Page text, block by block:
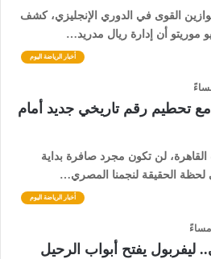
القوى في الدوري الإنجليزي، كشف
موريتو أن إدارة ريال مدريد…
أخبار الرياضة اليوم
تحطيم رقم تاريخي جديد أمام
لن تكون مجرد صافرة بداية
لحظة الحقيقة لنجمنا المصري…
أخبار الرياضة اليوم
ليفربول يفتح أبواب الرحيل